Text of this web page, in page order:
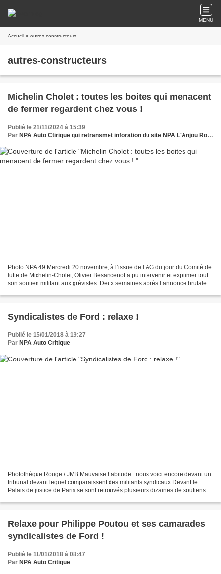
MENU
Accueil » autres-constructeurs
autres-constructeurs
Michelin Cholet : toutes les boites qui menacent
de fermer regardent chez vous !
Publié le 21/11/2024 à 15:39
Par NPA Auto Ctirique qui retransmet inforation du site NPA L'Anjou Rouge
Photo NPA 49 Mercredi 20 novembre, à l’issue de l’AG du jour du Comité de
lutte de Michelin-Cholet, Olivier Besancenot a pu intervenir et exprimer tout
son soutien militant aux grévistes. Deux semaines après l’annonce brutale
Syndicalistes de Ford : relaxe !
Publié le 15/01/2018 à 19:27
Par NPA Auto Critique
Photothèque Rouge / JMB Mauvaise habitude : nous voici encore devant un
tribunal devant lequel comparaissent des militants syndicaux.Devant le
Palais de justice de Paris se sont retrouvés plusieurs dizaines de soutiens :
Relaxe pour Philippe Poutou et ses camarades
syndicalistes de Ford !
Publié le 11/01/2018 à 08:47
Par NPA Auto Critique